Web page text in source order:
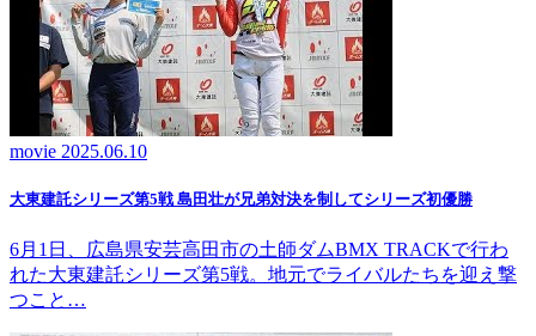
movie 2025.06.10
大東建託シリーズ第5戦 島田壮が兄弟対決を制してシリーズ初優勝
6月1日、広島県安芸高田市の土師ダムBMX TRACKで行わ
れた大東建託シリーズ第5戦。地元でライバルたちを迎え撃
つこと…